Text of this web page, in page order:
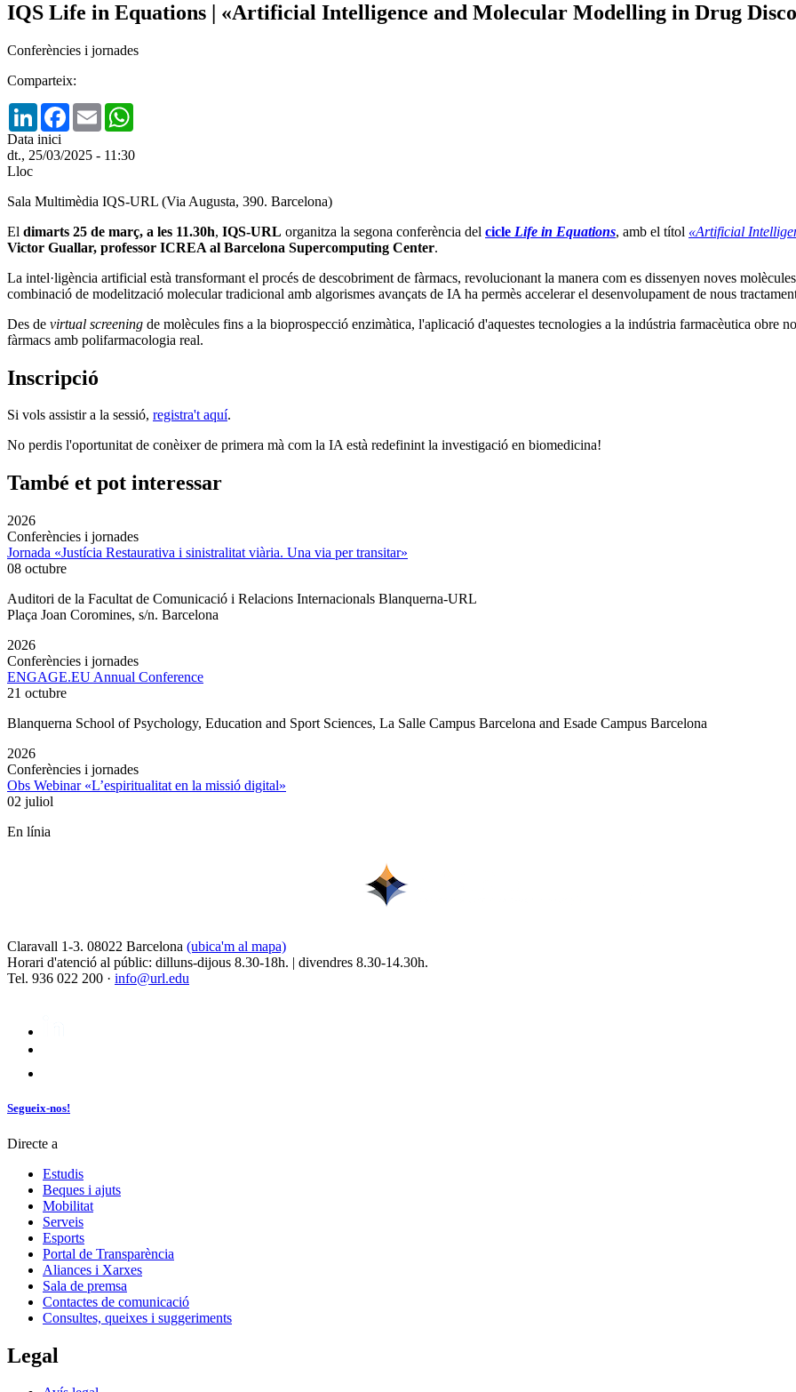
IQS Life in Equations | «Artificial Intelligence and Molecular Modelling in Drug
Conferències i jornades
Comparteix:
LinkedInFacebook
Email
Data inici
dt., 25/03/2025 - 11:30
Lloc
Sala Multimèdia IQS-URL (Via Augusta, 390. Barcelona)
El dimarts 25 de març, a les 11.30h, IQS-URL organitza la segona conferència del cicle Life in Equations, amb el títol «Artificial
Victor Guallar, professor ICREA al Barcelona Supercomputing Center.
La intel·ligència artificial està transformant el procés de descobriment de fàrmacs, revolucionant la manera com es dissenyen noves
combinació de modelització molecular tradicional amb algorismes avançats de IA ha permès accelerar el desenvolupament de nous
Des de virtual screening de molècules fins a la bioprospecció enzimàtica, l'aplicació d'aquestes tecnologies a la indústria farmacèutica obre
fàrmacs amb polifarmacologia real.
Inscripció
Si vols assistir a la sessió, registra't aquí.
No perdis l'oportunitat de conèixer de primera mà com la IA està redefinint la investigació en biomedicina!
També et pot interessar
2026
Conferències i jornades
Jornada «Justícia Restaurativa i sinistralitat viària. Una via per transitar»
08 octubre
Auditori de la Facultat de Comunicació i Relacions Internacionals Blanquerna-URL
Plaça Joan Coromines, s/n. Barcelona
2026
Conferències i jornades
ENGAGE.EU Annual Conference
21 octubre
Blanquerna School of Psychology, Education and Sport Sciences, La Salle Campus Barcelona and Esade Campus Barcelona
2026
Conferències i jornades
Obs Webinar «L’espiritualitat en la missió digital»
02 juliol
En línia
Claravall 1-3. 08022 Barcelona (ubica'm al mapa)
Horari d'atenció al públic: dilluns-dijous 8.30-18h. | divendres 8.30-14.30h.
Tel. 936 022 200 · info@url.edu
Segueix-nos!
Directe a
Estudis
Beques i ajuts
Mobilitat
Serveis
Esports
Portal de Transparència
Aliances i Xarxes
Sala de premsa
Contactes de comunicació
Consultes, queixes i suggeriments
Legal